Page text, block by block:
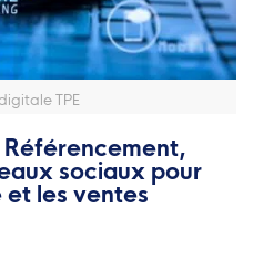
TPE
sociaux pour
et les ventes